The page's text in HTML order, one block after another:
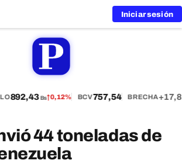
Iniciar sesión
892,43Bs↑0,12% BCV757,54 BRECHA
44 toneladas de